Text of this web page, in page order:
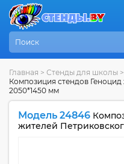
Главная > Стенды для школы >
Композиция стендов
2050*1450 мм
Модель 24846
жителей